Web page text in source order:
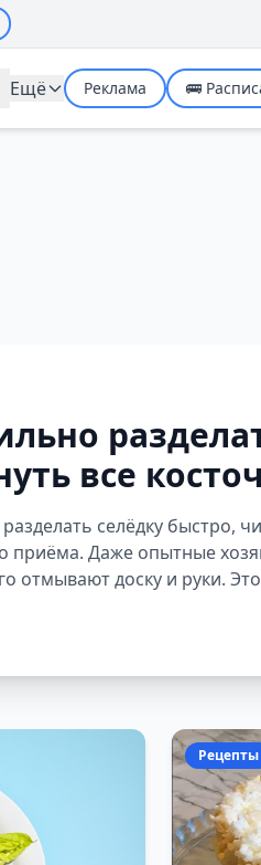
Ещё Реклама 🚌
все
кто знает
селёдку быстро,
Даже опытные
отмывают доску и руки.
Рецепты